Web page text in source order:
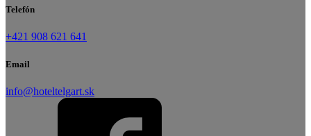
Telefón
+421 908 621 641
Email
info@hoteltelgart.sk